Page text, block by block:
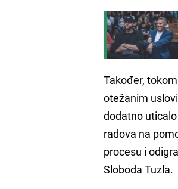
Također,
otežanim
dodatno
radova na
procesu i
Sloboda Tuzla.